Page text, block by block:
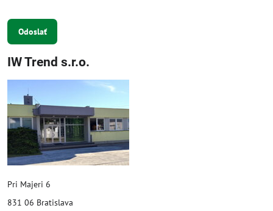
Odoslať
IW Trend s.r.o.
Pri Majeri 6
831 06 Bratislava